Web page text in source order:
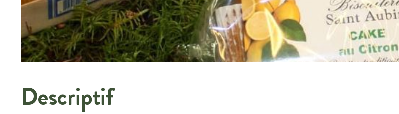
Descriptif